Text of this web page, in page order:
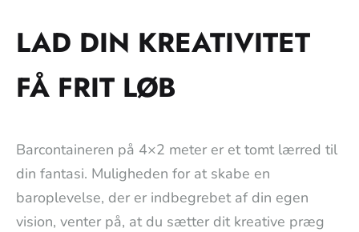
LAD DIN KREATIVITET
FÅ FRIT LØB
Barcontaineren på 4×2 meter er et tomt lærred til
din fantasi. Muligheden for at skabe en
baroplevelse, der er indbegrebet af din egen
vision, venter på, at du sætter dit kreative præg